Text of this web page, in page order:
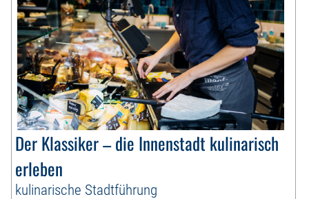
Der Klassiker – die Innenstadt kulinarisch
erleben
kulinarische Stadtführung